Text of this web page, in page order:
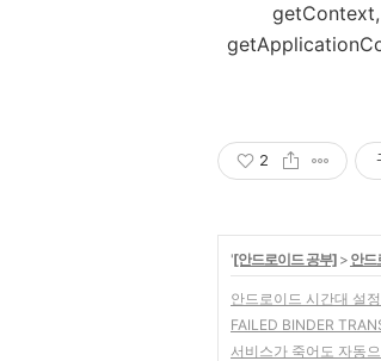
getContext,
2
'[안드로이드 공부] > 안드
안드로이드 시간대 설
FAILED BINDER
서비스가 죽어도 자동